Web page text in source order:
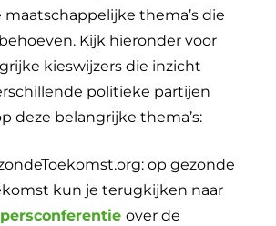
thema’s die
Kijk hieronder voor
kieswijzers die inzicht
politieke partijen
deze belangrijke thema’s:
op gezonde
kun je terugkijken naar
persconferentie over de